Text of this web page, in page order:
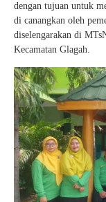
dengan tujuan untuk
di canangkan oleh
diselengarakan di
Kecamatan Glagah.